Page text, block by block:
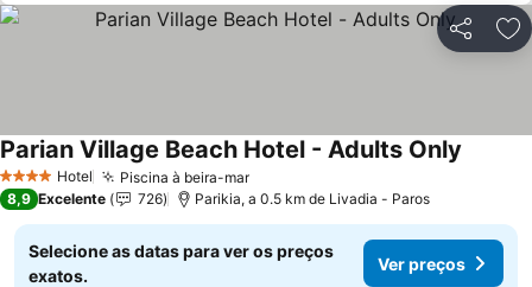
Partilhar
4 EstrelasHotel Piscina à beira-marVer preços
Parian Village Beach Hotel - Adults Only
8,9 Excelente 726 Parikia, a 0.5 km de Livadia - Paros
Selecione as datas para ver os preços
exatos.
Ver preços